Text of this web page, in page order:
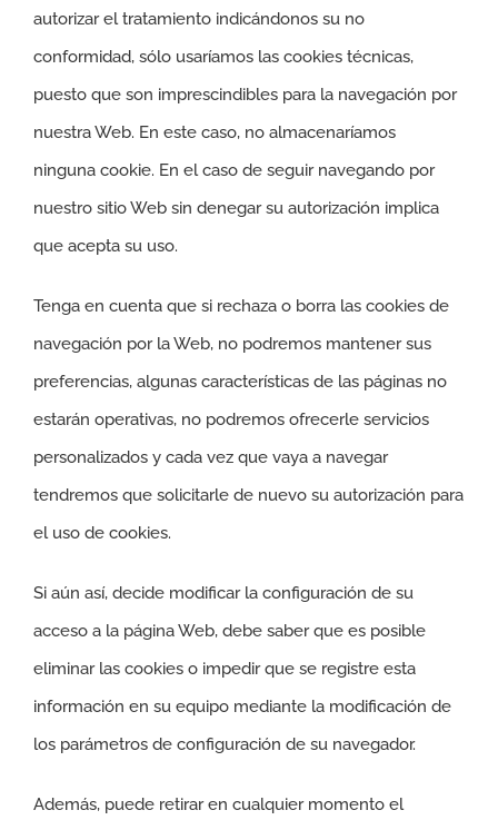
autorizar el tratamiento indicándonos su no
conformidad, sólo usaríamos las cookies técnicas,
puesto que son imprescindibles para la navegación por
nuestra Web. En este caso, no almacenaríamos
ninguna cookie. En el caso de seguir navegando por
nuestro sitio Web sin denegar su autorización implica
que acepta su uso.
Tenga en cuenta que si rechaza o borra las cookies de
navegación por la Web, no podremos mantener sus
preferencias, algunas características de las páginas no
estarán operativas, no podremos ofrecerle servicios
personalizados y cada vez que vaya a navegar
tendremos que solicitarle de nuevo su autorización para
el uso de cookies.
Si aún así, decide modificar la configuración de su
acceso a la página Web, debe saber que es posible
eliminar las cookies o impedir que se registre esta
información en su equipo mediante la modificación de
los parámetros de configuración de su navegador.
Además, puede retirar en cualquier momento el